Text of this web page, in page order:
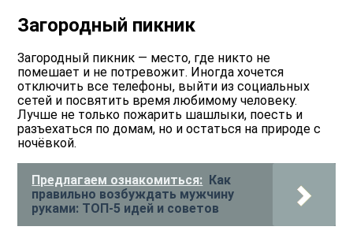
Загородный пикник
Загородный пикник — место, где никто не
помешает и не потревожит. Иногда хочется
отключить все телефоны, выйти из социальных
сетей и посвятить время любимому человеку.
Лучше не только пожарить шашлыки, поесть и
разъехаться по домам, но и остаться на природе с
ночёвкой.
Предлагаем ознакомиться:
Как
правильно возбуждать мужчину
руками: ТОП-5 идей и советов